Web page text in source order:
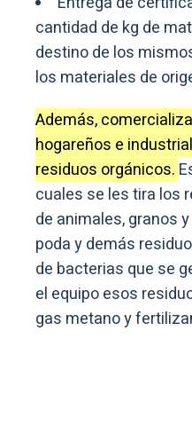
cantidad de kg de
destino de los
los materiales de
Además,
hogareños e
residuos orgánicos.
cuales se les tira los
de animales, granos
poda y demás
de bacterias que se
el equipo esos
gas metano y